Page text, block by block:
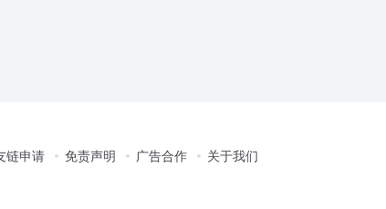
链申请 免责声明 广告合作 关于我们